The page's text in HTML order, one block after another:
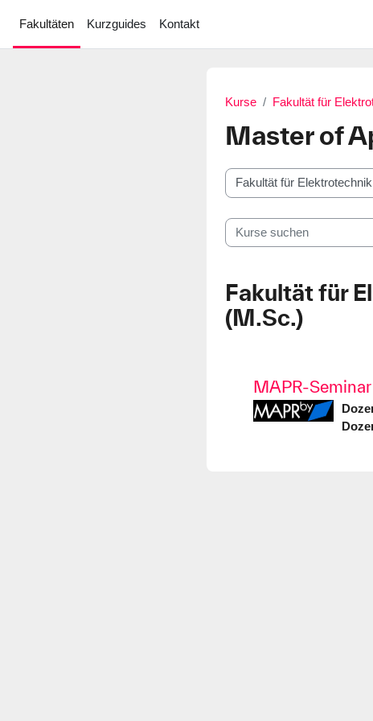
Fakultäten
Kurzguides Kontakt
Kurse
Fakultät für
Master of
Kursbereiche
Kurse suchen
Fakultät für
(M.Sc.)
MAPR-